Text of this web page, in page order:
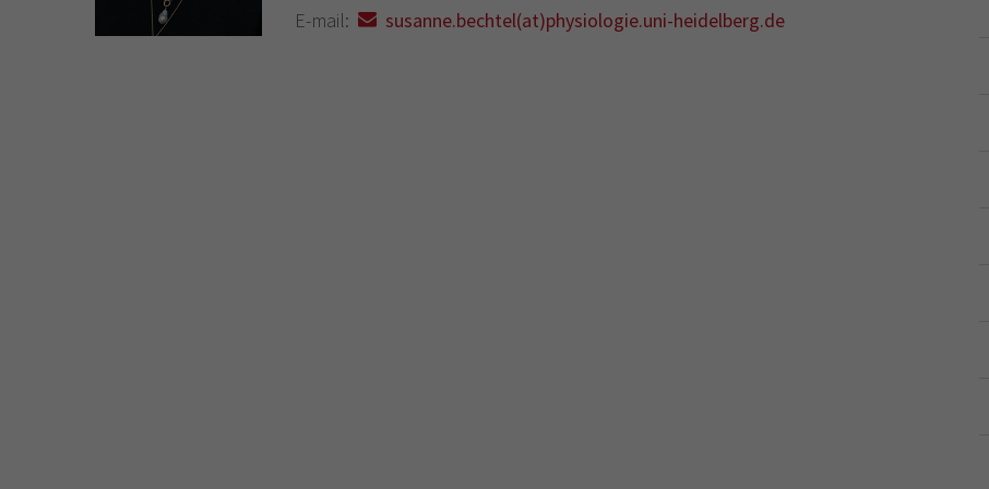
E-mail:
susanne.bechtel(at)physiologie.uni-heidelberg.de